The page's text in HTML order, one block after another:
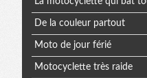
De la couleur partout
Moto de jour férié
Motocyclette très raide